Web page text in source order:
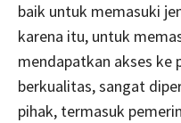
baik untuk memasuki
karena itu, untuk
mendapatkan akses ke
berkualitas, sangat
pihak, termasuk